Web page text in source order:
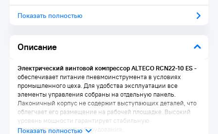
Описание
Показать полностью
Электрический винтовой компрессор ALTECO RCN22-10 ES-
обеспечивает питание пневмоинструмента в условиях
промышленного цеха. Для удобства эксплуатации все
элементы управления собраны на отдельную панель.
Лаконичный корпус не содержит выступающих деталей, что
облегчает его размещение на рабочей площадке. Высокий
уровень мощности гарантирует стабильную
производительность оборудования.